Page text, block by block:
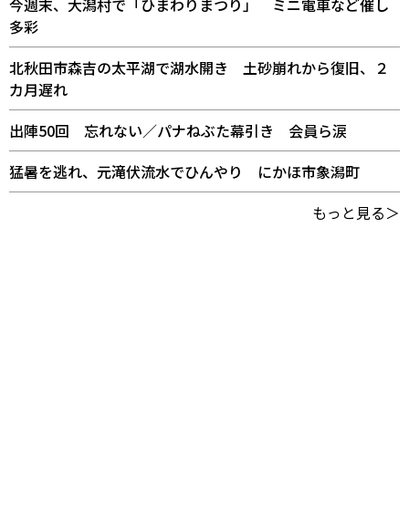
多彩
北秋田市森吉の太平湖で湖水開き 土砂崩れから復旧、２
カ月遅れ
出陣50回 忘れない／パナねぶた幕引き 会員ら涙
猛暑を逃れ、元滝伏流水でひんやり にかほ市象潟町
もっと見る＞